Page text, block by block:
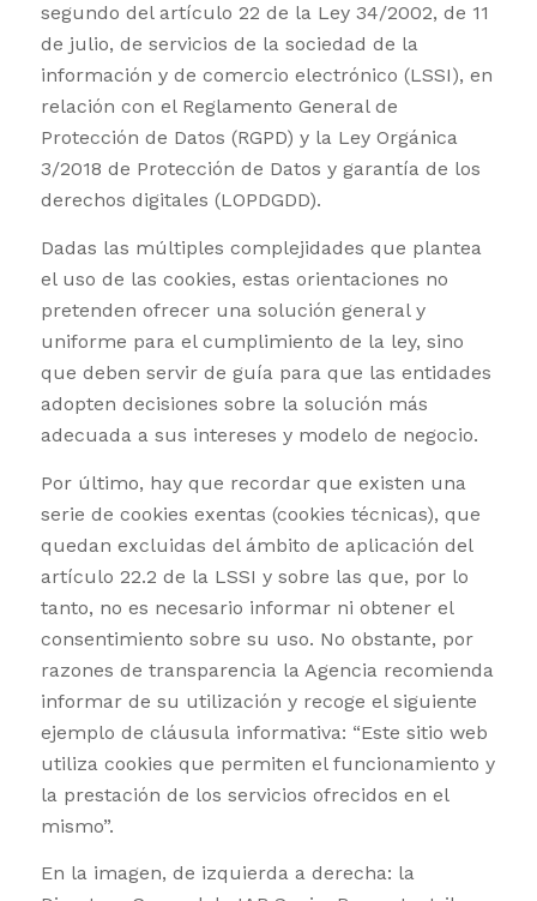
segundo del artículo 22 de la Ley 34/2002, de 11
de julio, de servicios de la sociedad de la
información y de comercio electrónico (LSSI), en
relación con el Reglamento General de
Protección de Datos (RGPD) y la Ley Orgánica
3/2018 de Protección de Datos y garantía de los
derechos digitales (LOPDGDD).
Dadas las múltiples complejidades que plantea
el uso de las cookies, estas orientaciones no
pretenden ofrecer una solución general y
uniforme para el cumplimiento de la ley, sino
que deben servir de guía para que las entidades
adopten decisiones sobre la solución más
adecuada a sus intereses y modelo de negocio.
Por último, hay que recordar que existen una
serie de cookies exentas (cookies técnicas), que
quedan excluidas del ámbito de aplicación del
artículo 22.2 de la LSSI y sobre las que, por lo
tanto, no es necesario informar ni obtener el
consentimiento sobre su uso. No obstante, por
razones de transparencia la Agencia recomienda
informar de su utilización y recoge el siguiente
ejemplo de cláusula informativa: “Este sitio web
utiliza cookies que permiten el funcionamiento y
la prestación de los servicios ofrecidos en el
mismo”.
En la imagen, de izquierda a derecha: la